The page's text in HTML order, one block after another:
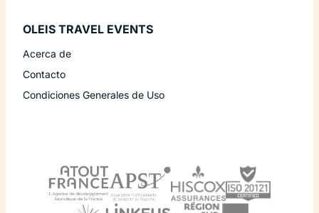
OLEIS TRAVEL EVENTS
Acerca de
Contacto
Condiciones Generales de Uso